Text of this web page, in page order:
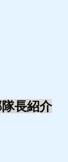
長紹介